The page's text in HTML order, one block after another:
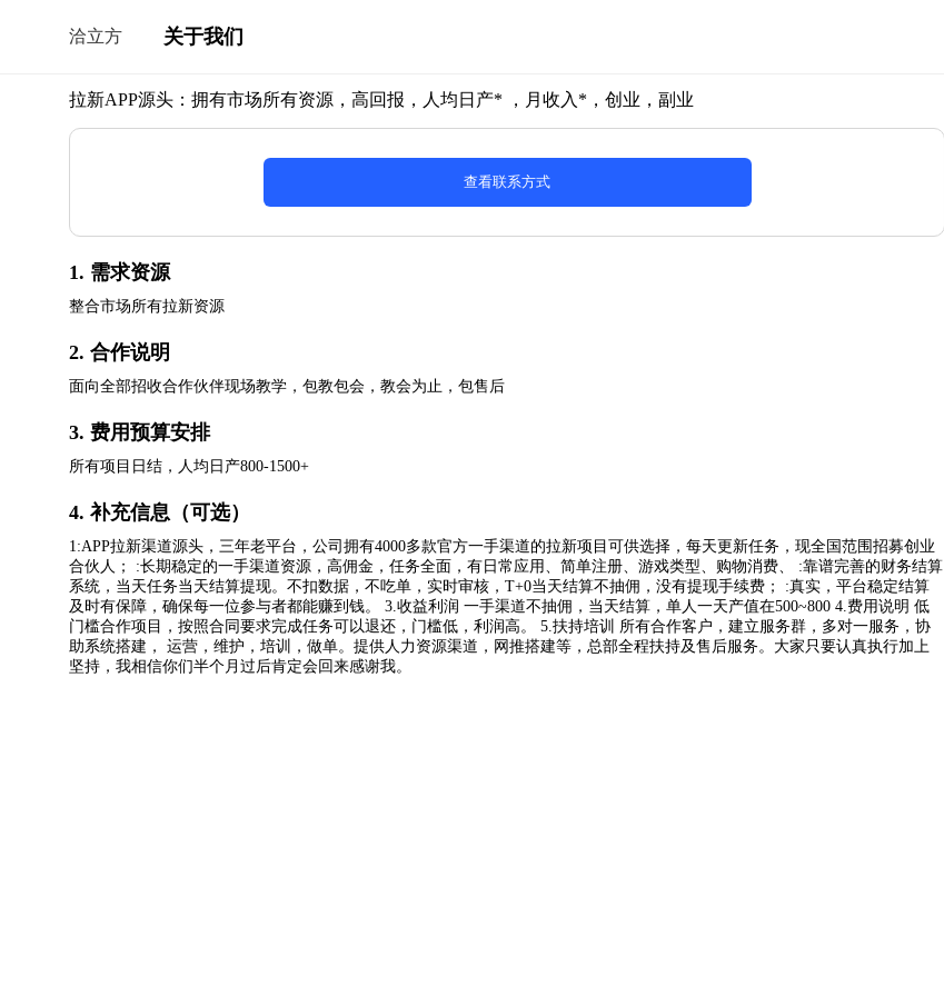
洽立方 关于我们
拉新APP源头：拥有市场所有资源，高回报，人均日产* ，月收入*，创业，副业
查看联系方式
1. 需求资源
整合市场所有拉新资源
2. 合作说明
面向全部招收合作伙伴现场教学，包教包会，教会为止，包售后
3. 费用预算安排
所有项目日结，人均日产800-1500+
4. 补充信息（可选）
1:APP拉新渠道源头，三年老平台，公司拥有4000多款官方一手渠道的拉新项目可供选择，每天更新任务，现全国范围招募创业
合伙人； :长期稳定的一手渠道资源，高佣金，任务全面，有日常应用、简单注册、游戏类型、购物消费、 :靠谱完善的财务结算
系统，当天任务当天结算提现。不扣数据，不吃单，实时审核，T+0当天结算不抽佣，没有提现手续费； :真实，平台稳定结算
及时有保障，确保每一位参与者都能赚到钱。 3.收益利润 一手渠道不抽佣，当天结算，单人一天产值在500~800 4.费用说明 低
门槛合作项目，按照合同要求完成任务可以退还，门槛低，利润高。 5.扶持培训 所有合作客户，建立服务群，多对一服务，协
助系统搭建， 运营，维护，培训，做单。提供人力资源渠道，网推搭建等，总部全程扶持及售后服务。大家只要认真执行加上
坚持，我相信你们半个月过后肯定会回来感谢我。